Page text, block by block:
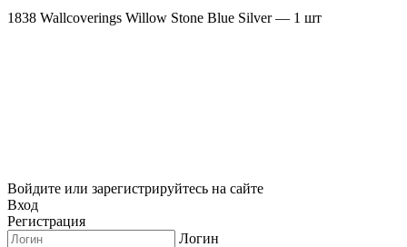
1838 Wallcoverings Willow Stone Blue Silver — 1 шт
Войдите или зарегистрируйтесь на сайте
Вход
Регистрация
Логин